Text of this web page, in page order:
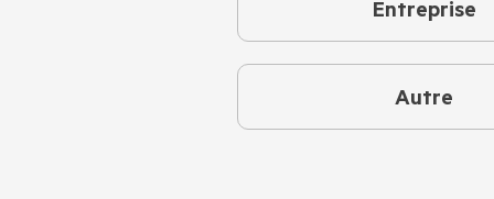
Entreprise
Autre